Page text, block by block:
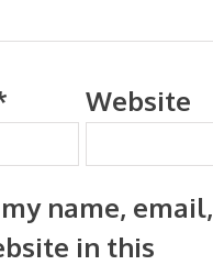
Website
name, email,
in this